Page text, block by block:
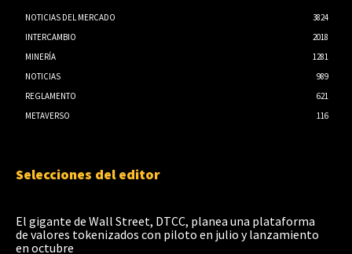
NOTICIAS DEL MERCADO
3824
INTERCAMBIO
2018
MINERÍA
1281
NOTICIAS
989
REGLAMENTO
621
METAVERSO
116
Selecciones del editor
El gigante de Wall Street, DTCC, planea una plataforma
de valores tokenizados con piloto en julio y lanzamiento
en octubre